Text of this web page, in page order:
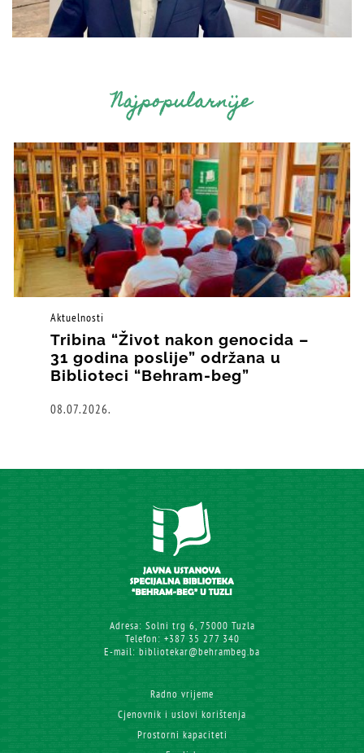
Najpopularnije
Aktuelnosti
Tribina “Život nakon genocida –
31 godina poslije” održana u
Biblioteci “Behram-beg”
08.07.2026.
Adresa: Solni trg 6, 75000 Tuzla
Telefon: +387 35 277 340
E-mail: bibliotekar@behrambeg.ba
Radno vrijeme
Cjenovnik i uslovi korištenja
Prostorni kapaciteti